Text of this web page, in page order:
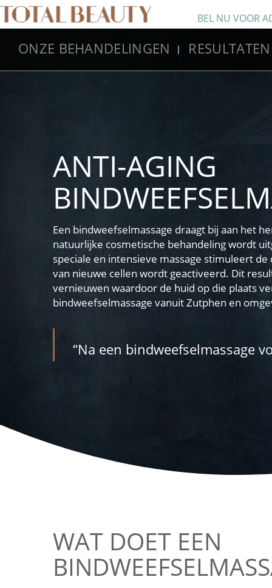
BEL NU VOOR
ONZE BEHANDELINGEN RESULTATEN
ANTI-AGING
Een bindweefselmassage draagt bij aan het
natuurlijke cosmetische behandeling wordt
speciale en intensieve massage stimuleert
van nieuwe cellen wordt geactiveerd. Dit
vernieuwen waardoor de huid op die plaats
bindweefselmassage vanuit Zutphen en
“Na een bindweefselmassage
WAT DOET EEN